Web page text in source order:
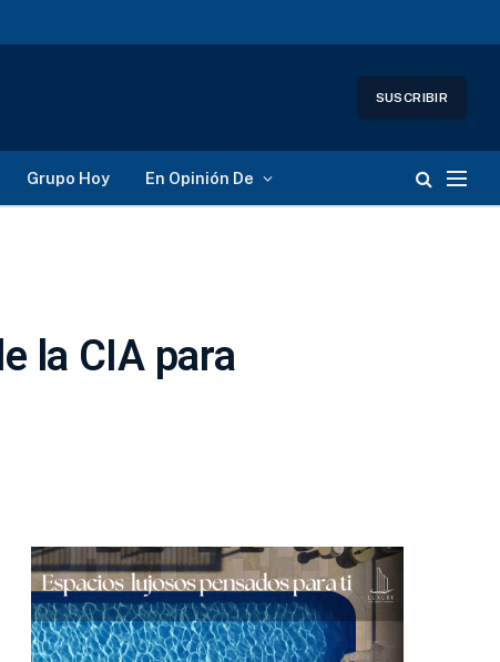
SUSCRIBIR
Grupo Hoy En Opinión De
la CIA para